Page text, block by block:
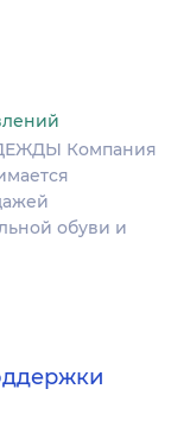
Компания
обуви и